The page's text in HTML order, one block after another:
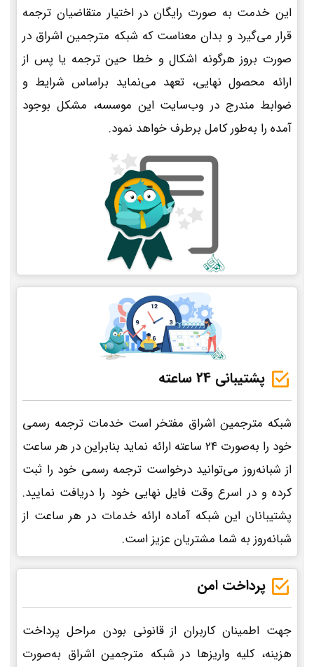
این خدمت به صورت رایگان در اختیار متقاضیان ترجمه
قرار می‌گیرد و بدان معناست که شبکه مترجمین اشراق در
صورت بروز هرگونه اشکال و خطا حین ترجمه یا پس از
ارائه محصول نهایی، تعهد می‌نماید براساس شرایط و
ضوابط مندرج در وب‌سایت این موسسه، مشکل بوجود
آمده را به‌طور کامل برطرف خواهد نمود.
پشتیبانی 24 ساعته
شبکه مترجمین اشراق مفتخر است خدمات ترجمه رسمی
خود را به‌صورت 24 ساعته ارائه نماید بنابراین در هر ساعت
از شبانه‌روز می‌توانید درخواست ترجمه رسمی خود را ثبت
کرده و در اسرع وقت فایل نهایی خود را دریافت نمایید.
پشتیبانان این شبکه آماده ارائه خدمات در هر ساعت از
شبانه‌روز به شما مشتریان عزیز است.
پرداخت امن
جهت اطمینان کاربران از قانونی بودن مراحل پرداخت
هزینه، کلیه واریزها در شبکه مترجمین اشراق به‌صورت